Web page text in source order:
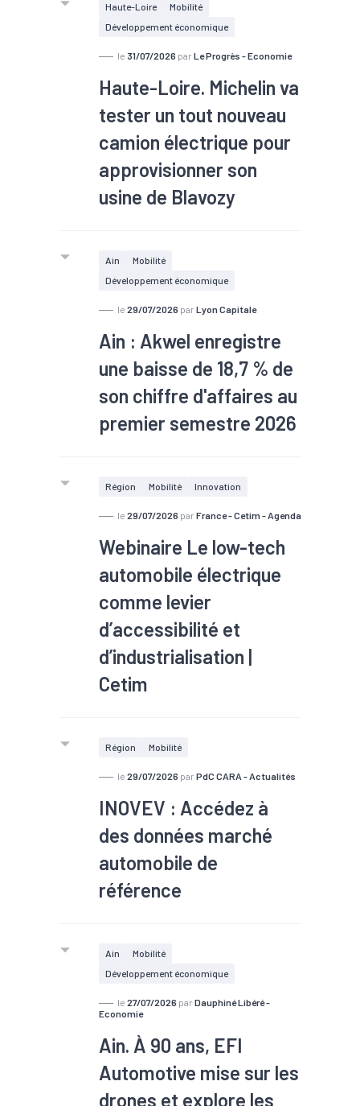
Héritagebike
Savoie)a été prononcé. Le numéro
de RCS de cette affaire est le
853478162. Cet état des créances est
déposé au greffe. Aucun rapport n'est
(encore) disponible.
Haute-Loire
Mobilité
Développement économique
le 31/07/2026 par Le Progrès - Economie
Haute-Loire. Michelin va
tester un tout nouveau
camion électrique pour
approvisionner son
usine de Blavozy
À partir de septembre, le
manufacturier auvergnat va mener
expérimentation visant à utiliser un
camion électrique pour assurer la
navette logistique quotidienne entre
ses usines de Blavozy et de
Montceau-les-Mines (Saône-et-
Ain
Mobilité
Développement économique
le 29/07/2026 par Lyon Capitale
Ain : Akwel enregistre
une baisse de 18,7 % de
son chiffre d'affaires au
premier semestre 2026
Région Mobilité Innovation
le 29/07/2026 par France - Cetim - Agenda
Webinaire Le low-tech
automobile électrique
comme levier
d’accessibilité et
d’industrialisation |
Cetim
septembre 2026.
Région Mobilité
le 29/07/2026 par PdC CARA - Actualités
INOVEV : Accédez à
des données marché
automobile de
référence
Ain
Mobilité
Développement économique
le 27/07/2026 par Dauphiné Libéré -
Economie
Ain. À 90 ans, EFI
Automotive mise sur les
drones et explore les